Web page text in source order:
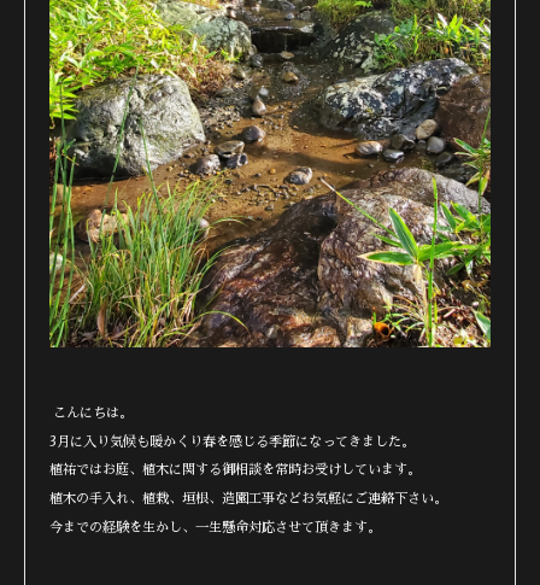
こんにちは。
3月に入り気候も暖かくり春を感じる季節になってきました。
植祐ではお庭、植木に関する御相談を常時お受けしています。
植木の手入れ、植栽、垣根、造園工事などお気軽にご連絡下さい。
今までの経験を生かし、一生懸命対応させて頂きます。